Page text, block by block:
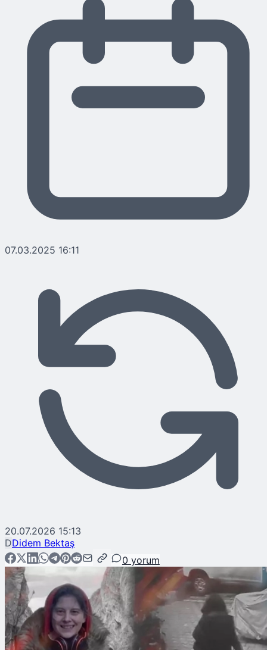
07.03.2025 16:11
20.07.2026 15:13
DDidem Bektaş
0 yorum